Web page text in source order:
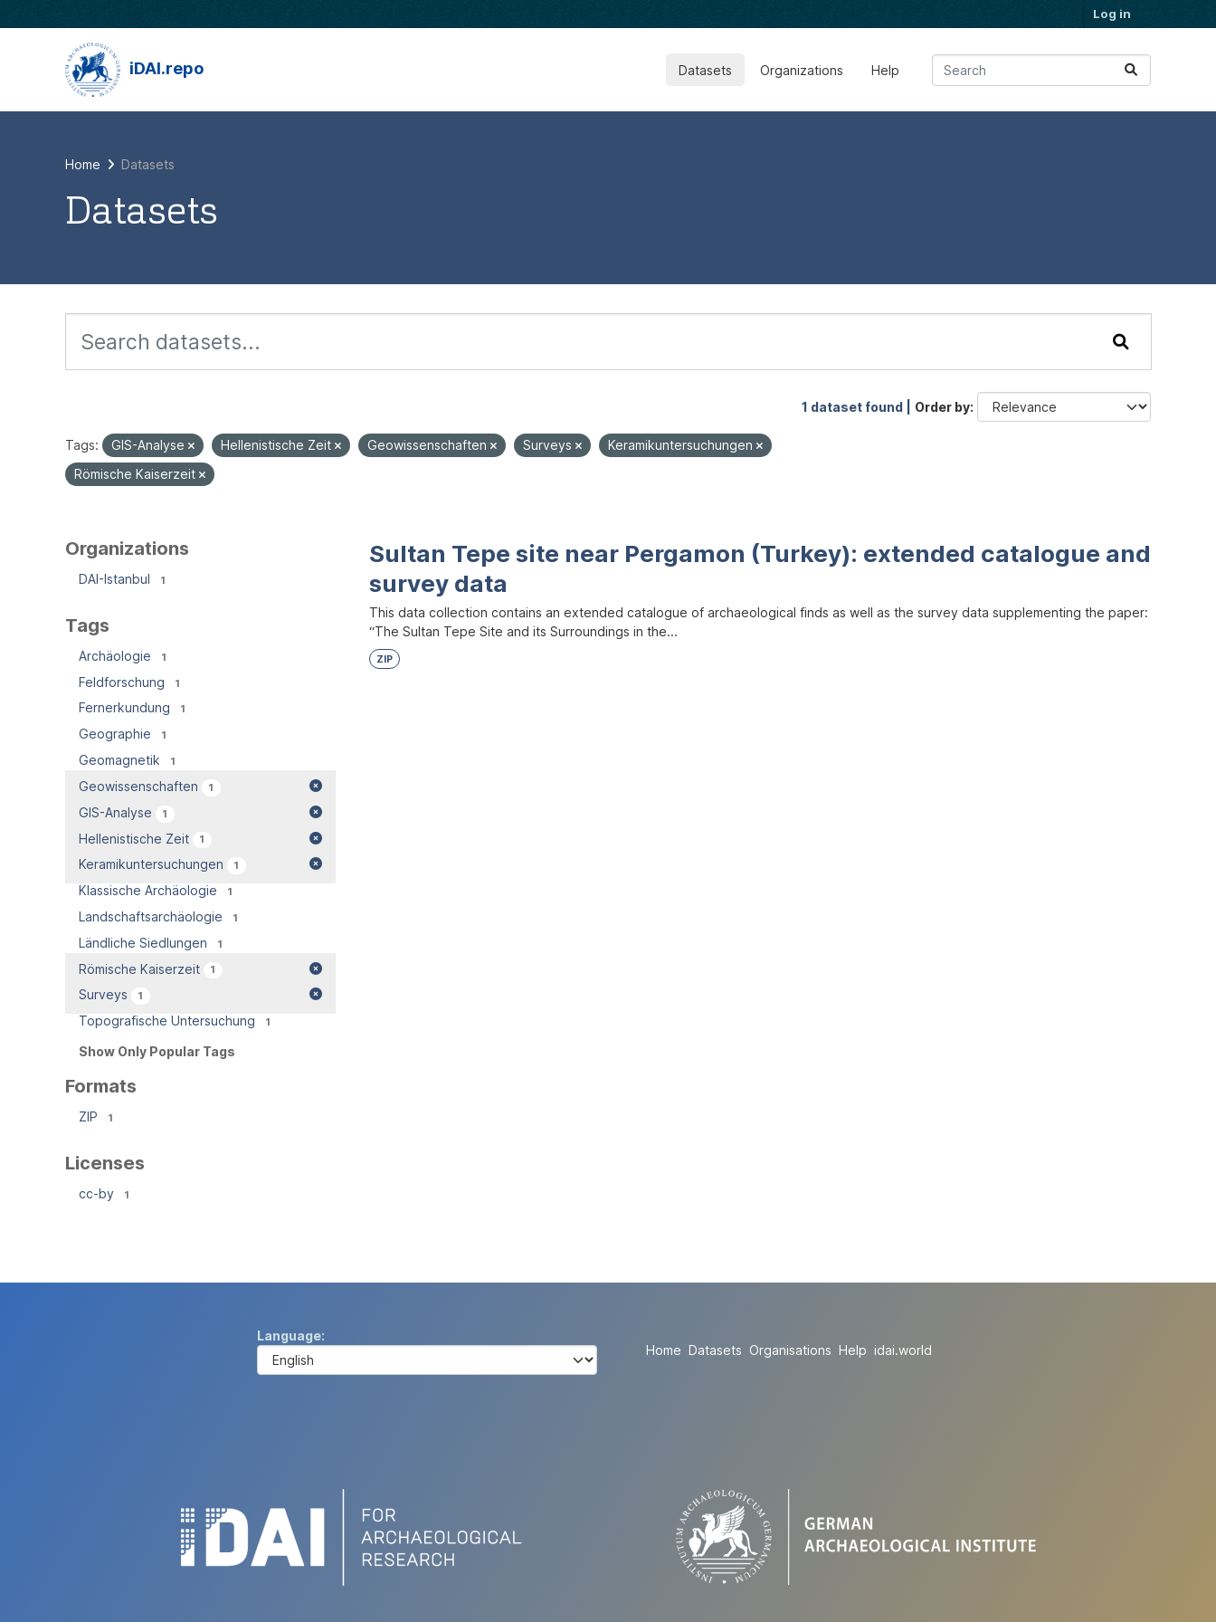
Log in
iDAI.repo Datasets Organizations Help
Home Datasets
Datasets
1 dataset found | Order by
Tags: GIS-Analyse Hellenistische Zeit Geowissenschaften Surveys
Keramikuntersuchungen
Römische Kaiserzeit
Organizations
DAI-Istanbul 1
Tags
Archäologie 1
Feldforschung 1
Fernerkundung 1
Geographie 1
Geomagnetik 1
Geowissenschaften 1
GIS-Analyse 1
Hellenistische Zeit 1
Keramikuntersuchungen 1
Klassische Archäologie 1
Landschaftsarchäologie 1
Ländliche Siedlungen 1
Römische Kaiserzeit 1
Surveys 1
Topografische Untersuchung 1
Show Only Popular Tags
Formats
ZIP 1
Licenses
cc-by 1
Sultan Tepe site near Pergamon (Turkey): extended catalogue and
survey data
This data collection contains an extended catalogue of archaeological finds as well as the survey data supplementing the paper:
“The Sultan Tepe Site and its Surroundings in the...
ZIP
Language
Home Datasets Organisations Help idai.world